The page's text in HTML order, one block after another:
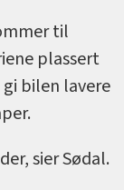
til
plassert
bilen lavere
sier Sødal.